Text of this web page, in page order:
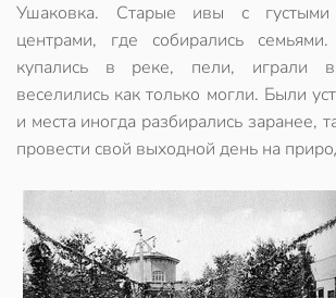
Ушаковка. Старые ивы с
центрами, где собирались
купались в реке, пели, играли
веселились как только могли. Были
и места иногда разбирались заранее,
провести свой выходной день на